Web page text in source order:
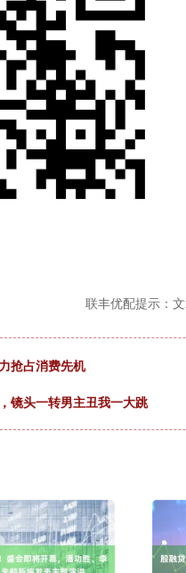
联丰优配提示：
抢占消费先机
镜头一转男主丑我一大跳